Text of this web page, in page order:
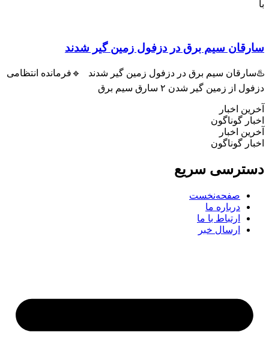
سیم برق در دزفول زمین گیر شدند
سیم برق در دزفول زمین گیر شدند 🔹فرمانده انتظامی
از زمین گیر شدن ۲ سارق سیم برق
اخبار
گوناگون
اخبار
گوناگون
سریع
صفحه‌نخست
درباره ما
ارتباط با ما
ارسال خبر